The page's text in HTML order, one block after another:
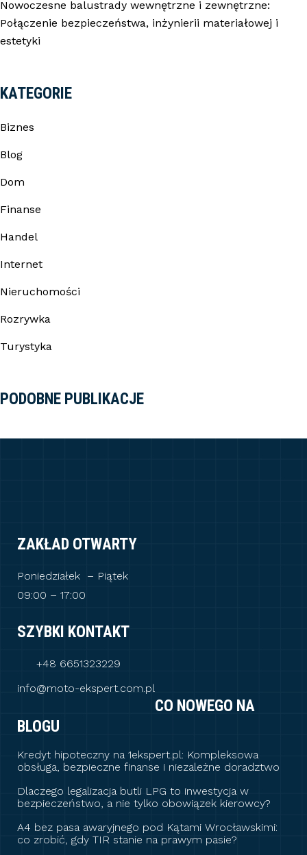
Nowoczesne balustrady wewnętrzne i zewnętrzne:
Połączenie bezpieczeństwa, inżynierii materiałowej i
estetyki
KATEGORIE
Biznes
Blog
Dom
Finanse
Handel
Internet
Nieruchomości
Rozrywka
Turystyka
PODOBNE PUBLIKACJE
ZAKŁAD OTWARTY
Poniedziałek – Piątek
09:00 – 17:00
SZYBKI KONTAKT
+48 6651323229
info@moto-ekspert.com.pl
CO NOWEGO NA
BLOGU
Kredyt hipoteczny na 1ekspert.pl: Kompleksowa
obsługa, bezpieczne finanse i niezależne doradztwo
Dlaczego legalizacja butli LPG to inwestycja w
bezpieczeństwo, a nie tylko obowiązek kierowcy?
A4 bez pasa awaryjnego pod Kątami Wrocławskimi:
co zrobić, gdy TIR stanie na prawym pasie?